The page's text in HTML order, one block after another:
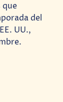
que
del
UU.,